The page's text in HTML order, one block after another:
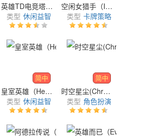
英雄TD电竞塔防（HeroesTD: Esport Tower Defense）
类型 休闲益智
空闲女猎手（Idle Huntress: Dragon Realm）
类型 卡牌策略
简中
皇室英雄（Hero Royale: PvP Tower Defense）
类型 休闲益智
简中
时空星尘(Chrono Astrea)
类型 角色扮演